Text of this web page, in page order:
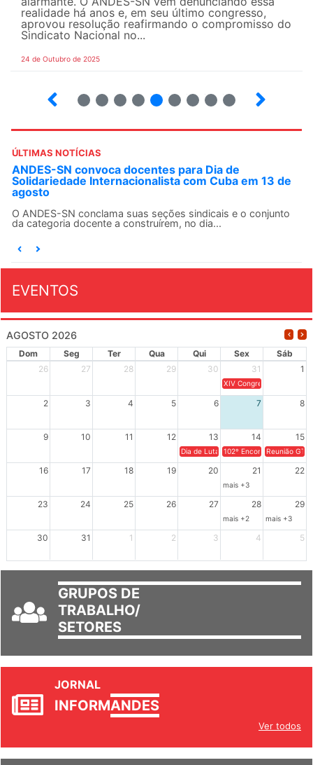
realidade há anos e, em seu último congresso,
aprovou resolução reafirmando o compromisso do
Sindicato Nacional no...
24 de Outubro de 2025
ÚLTIMAS NOTÍCIAS
ANDES-SN convoca docentes para Dia de
Solidariedade Internacionalista com Cuba em 13 de
agosto
O ANDES-SN conclama suas seções sindicais e o conjunto
da categoria docente a construírem, no dia...
EVENTOS
AGOSTO 2026
Dom Seg Ter Qua Qui Sex
Sáb
26
27 28 29 30 31 1
XIV Congresso Brasileiro
2 3 4 5 6 7 8
9 10 11 12 13 14 15
Dia de Luta em Defesa de Cuba e da
102º Encontro da
Reunião
16 17 18 19 20 21 22
mais +3
23 24 25 26 27 28 29
mais +2 mais +3
30 31 1 2 3 4 5
GRUPOS DE
TRABALHO/
SETORES
JORNAL
INFORMANDES
Ver todos